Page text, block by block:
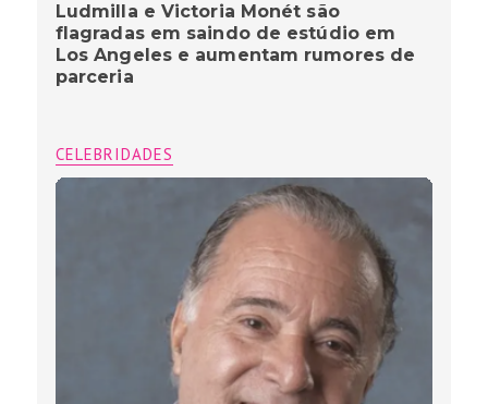
Ludmilla e Victoria Monét são
flagradas em saindo de estúdio em
Los Angeles e aumentam rumores de
parceria
CELEBRIDADES